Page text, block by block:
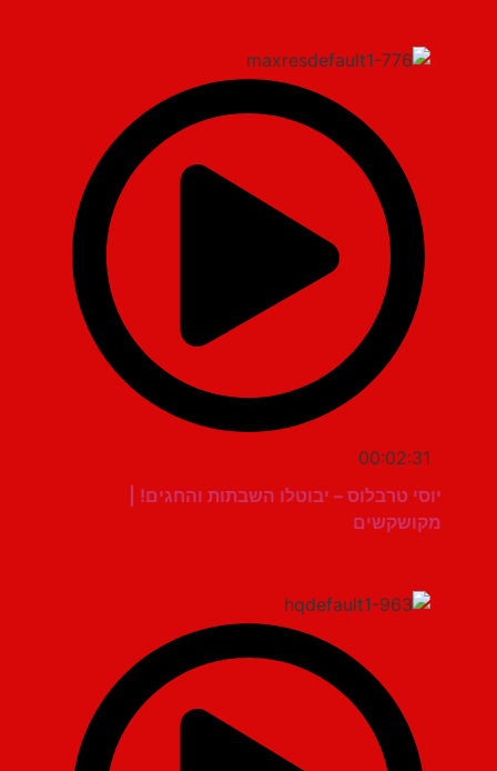
00:02:31
יוסי טרבלוס – יבוטלו השבתות והחגים! |
מקושקשים